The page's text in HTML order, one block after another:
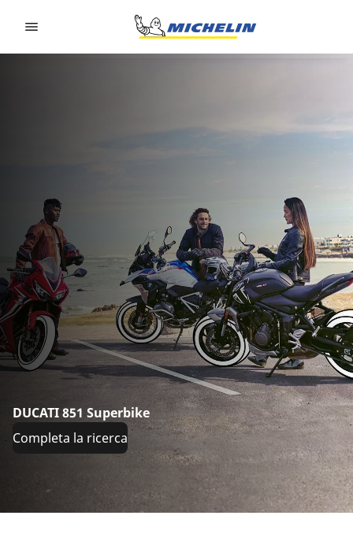
DUCATI 851 Superbike
Completa la ricerca